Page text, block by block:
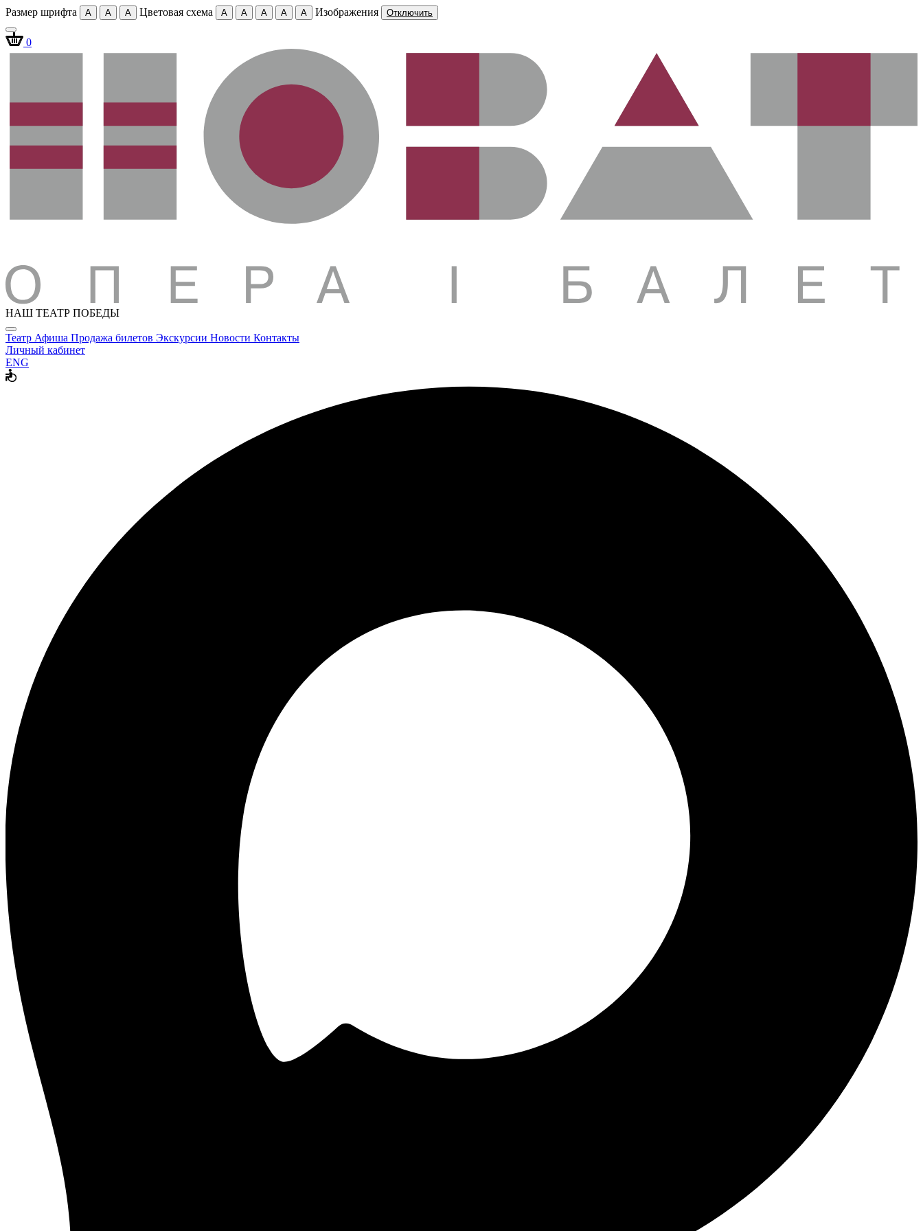
Размер шрифта A A A Цветовая схема A A A A A Изображения Отключить
0
НАШ ТЕАТР ПОБЕДЫ
Театр Афиша Продажа билетов Экскурсии Новости Контакты
Личный кабинет
ENG